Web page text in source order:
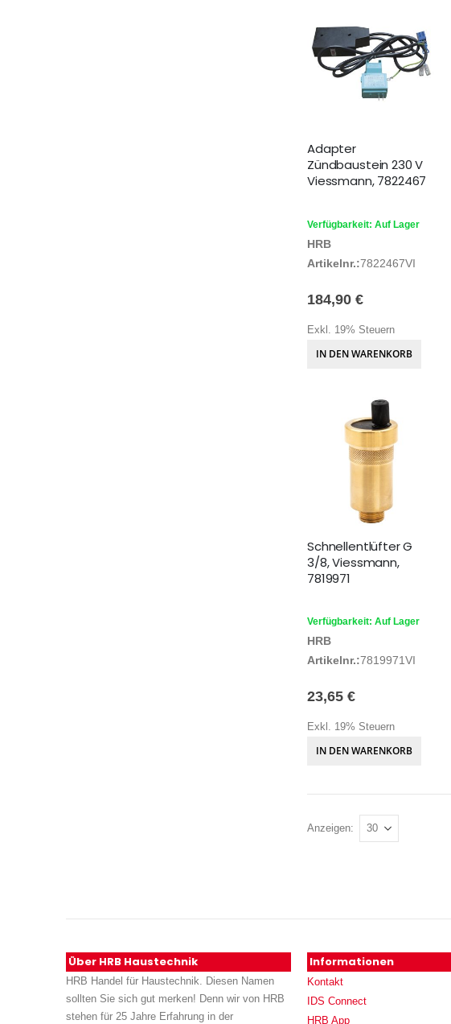
Adapter
Zündbaustein 230 V
Viessmann, 7822467
Verfügbarkeit: Auf Lager
HRB
Artikelnr.:7822467VI
184,90 €
Exkl. 19% Steuern
IN DEN WARENKORB
Schnellentlüfter G
3/8, Viessmann,
7819971
Verfügbarkeit: Auf Lager
HRB
Artikelnr.:7819971VI
23,65 €
Exkl. 19% Steuern
IN DEN WARENKORB
Anzeigen
Über HRB Haustechnik
HRB Handel für Haustechnik. Diesen Namen
sollten Sie sich gut merken! Denn wir von HRB
stehen für 25 Jahre Erfahrung in der
Informationen
Kontakt
IDS Connect
HRB App